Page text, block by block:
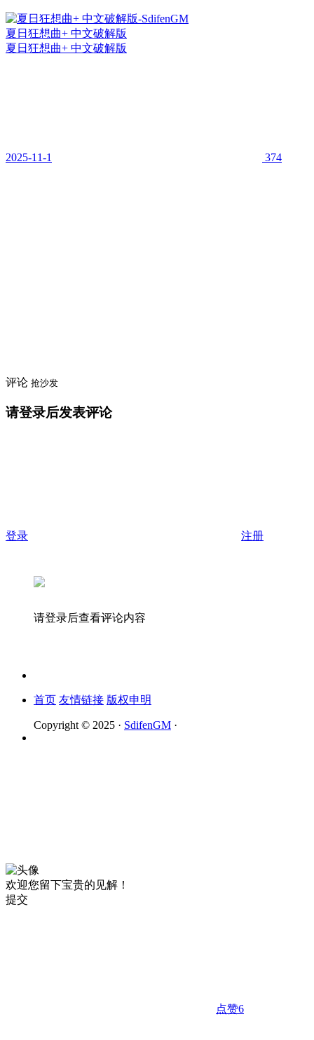
夏日狂想曲+ 中文破解版
夏日狂想曲+ 中文破解版
2025-11-1 374
评论 抢沙发
请登录后发表评论
登录 注册
请登录后查看评论内容
首页 友情链接 版权申明
Copyright © 2025 · SdifenGM ·
欢迎您留下宝贵的见解！
提交
点赞6